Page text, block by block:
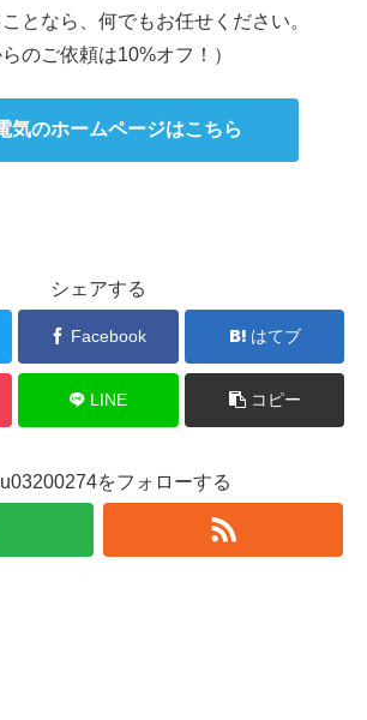
となら、何でもお任せください。
のご依頼は10%オフ！）
気のホームページはこちら
シェアする
Facebook はてブ
LINE コピー
をフォローする